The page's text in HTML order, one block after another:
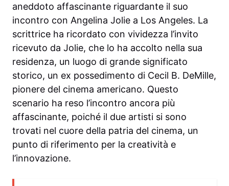
aneddoto affascinante riguardante il suo
incontro con Angelina Jolie a Los Angeles. La
scrittrice ha ricordato con vividezza l’invito
ricevuto da Jolie, che lo ha accolto nella sua
residenza, un luogo di grande significato
storico, un ex possedimento di Cecil B. DeMille,
pionere del cinema americano. Questo
scenario ha reso l’incontro ancora più
affascinante, poiché il due artisti si sono
trovati nel cuore della patria del cinema, un
punto di riferimento per la creatività e
l’innovazione.